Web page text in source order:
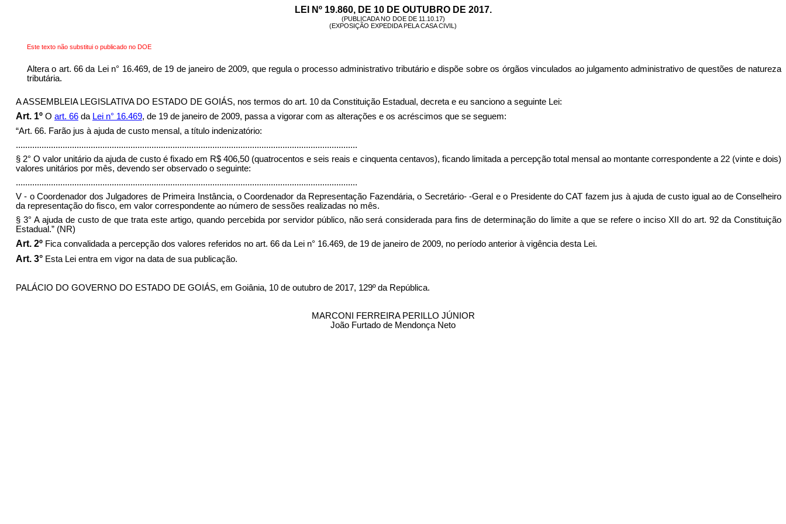
LEI Nº 19.860, DE 10 DE OUTUBRO DE 2017.
(PUBLICADA NO DOE DE 11.10.17)
(EXPOSIÇÃO EXPEDIDA PELA CASA CIVIL)
Este texto não substitui o publicado no DOE
Altera o art. 66 da Lei n° 16.469, de 19 de janeiro de 2009, que regula o processo administrativo tributário e dispõe sobre os órgãos vinculados ao julgamento administrativo de questões de natureza
tributária.
A ASSEMBLEIA LEGISLATIVA DO ESTADO DE GOIÁS, nos termos do art. 10 da Constituição Estadual, decreta e eu sanciono a seguinte Lei:
Art. 1º O art. 66da Lei n° 16.469, de 19 de janeiro de 2009, passa a vigorar com as alterações e os acréscimos que se seguem:
“Art. 66. Farão jus à ajuda de custo mensal, a título indenizatório:
..................................................................................................................................................
§ 2° O valor unitário da ajuda de custo é fixado em R$ 406,50 (quatrocentos e seis reais e cinquenta centavos), ficando limitada a percepção total mensal ao montante correspondente a 22 (vinte e dois)
valores unitários por mês, devendo ser observado o seguinte:
..................................................................................................................................................
V - o Coordenador dos Julgadores de Primeira Instância, o Coordenador da Representação Fazendária, o Secretário- -Geral e o Presidente do CAT fazem jus à ajuda de custo igual ao de Conselheiro
da representação do fisco, em valor correspondente ao número de sessões realizadas no mês.
§ 3° A ajuda de custo de que trata este artigo, quando percebida por servidor público, não será considerada para fins de determinação do limite a que se refere o inciso XII do art. 92 da Constituição
Estadual.” (NR)
Art. 2º Fica convalidada a percepção dos valores referidos no art. 66 da Lei n° 16.469, de 19 de janeiro de 2009, no período anterior à vigência desta Lei.
Art. 3° Esta Lei entra em vigor na data de sua publicação.
PALÁCIO DO GOVERNO DO ESTADO DE GOIÁS, em Goiânia, 10 de outubro de 2017, 129º da República.
MARCONI FERREIRA PERILLO JÚNIOR
João Furtado de Mendonça Neto